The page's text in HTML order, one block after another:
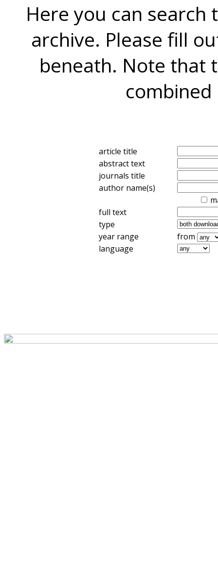
Here you can search
archive. Please fill
beneath. Note that
combined
article title
abstract text
journals title
author name(s)
full text
type
year range
from
language